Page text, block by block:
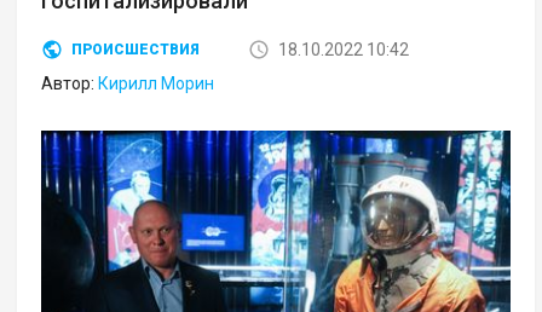
ПРОИСШЕСТВИЯ
18.10.2022 10:42
Автор: Кирилл Морин